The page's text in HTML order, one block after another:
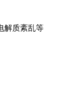
解质紊乱等